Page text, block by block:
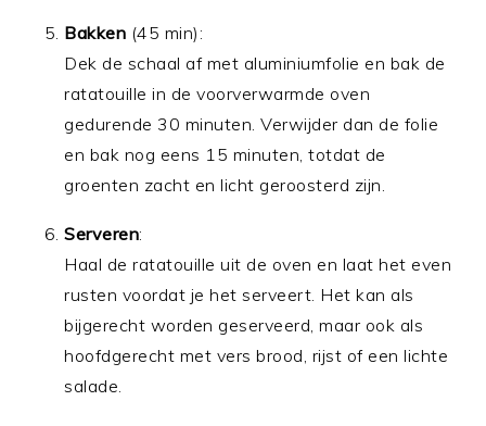
Bakken (45 min):
Dek de schaal af met aluminiumfolie en bak de
ratatouille in de voorverwarmde oven
gedurende 30 minuten. Verwijder dan de folie
en bak nog eens 15 minuten, totdat de
groenten zacht en licht geroosterd zijn.
Serveren:
Haal de ratatouille uit de oven en laat het even
rusten voordat je het serveert. Het kan als
bijgerecht worden geserveerd, maar ook als
hoofdgerecht met vers brood, rijst of een lichte
salade.